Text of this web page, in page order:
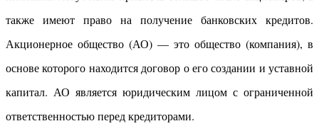
также имеют право на получение банковских кредитов.
Акционерное общество (АО) — это общество (компания), в
основе которого находится договор о его создании и уставной
капитал. АО является юридическим лицом с ограниченной
ответственностью перед кредиторами.